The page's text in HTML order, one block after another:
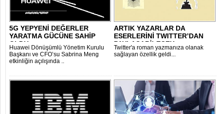
5G YEPYENİ DEĞERLER
YARATMA GÜCÜNE SAHİP
OLDU
Huawei Dönüşümlü Yönetim Kurulu
Başkanı ve CFO’su Sabrina Meng
etkinliğin açılışında ..
ARTIK YAZARLAR DA
ESERLERİNİ TWITTER’DAN
PAYLAŞABİLECEK..
Twitter'a roman yazmanıza olanak
sağlayan özellik geldi...